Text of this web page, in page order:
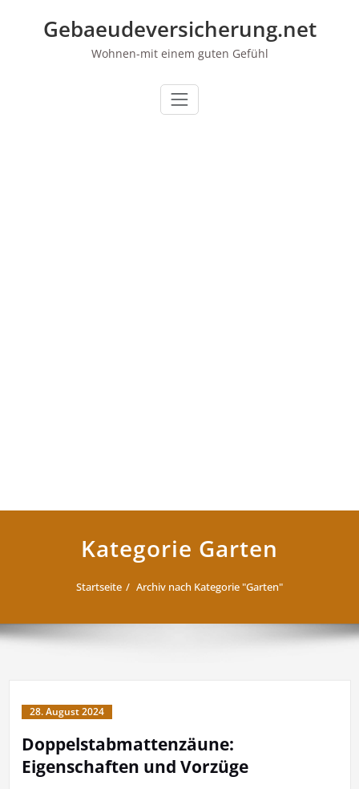
Gebaeudeversicherung.net
Wohnen-mit einem guten Gefühl
Kategorie Garten
Startseite Archiv nach Kategorie "Garten"
28. August 2024
Doppelstabmattenzäune:
Eigenschaften und Vorzüge